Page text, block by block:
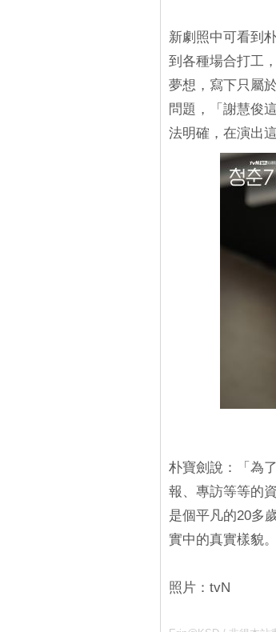
新劇照中可看到
到各種場合打工
夢想，寫下只屬
問題，「謝慧俊
法明確，在演出
朴寶劍說：「為
報、專訪等等的
是個平凡的20多
實中的真實樣貌
照片：tvN